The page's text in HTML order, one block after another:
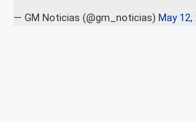
— GM Noticias (@gm_noticias) May 12,